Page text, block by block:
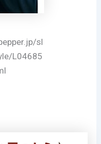
sl
L04685